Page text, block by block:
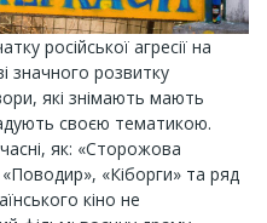
російської агресії на
значного розвитку
які знімають мають
своєю тематикою.
як: «Сторожова
«Кіборги» та ряд
кіно не